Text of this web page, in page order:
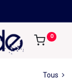
0
Tous